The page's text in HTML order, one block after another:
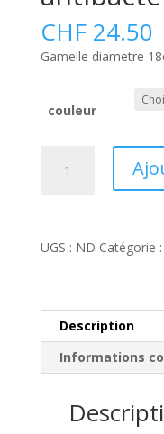
CHF24.50
Gamelle diametre
couleur
antibactérienne
UGS : ND Catégorie :
Description
Informations